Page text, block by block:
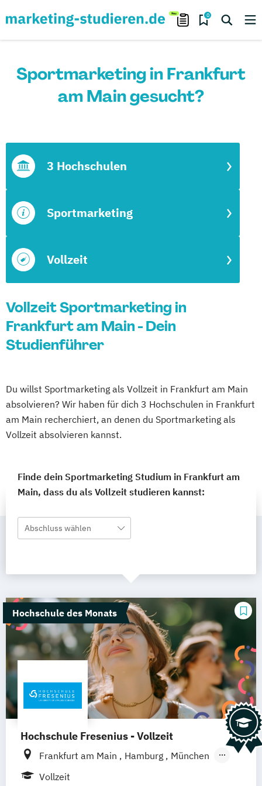
0
Sportmarketing in Frankfurt
am Main gesucht?
Vollzeit
Sportmarketing
3 Hochschulen
Vollzeit Sportmarketing in
Frankfurt am Main - Dein
Studienführer
Du willst Sportmarketing als Vollzeit in Frankfurt am Main
absolvieren? Wir haben für dich 3 Hochschulen in Frankfurt
am Main recherchiert, an denen du Sportmarketing als
Vollzeit absolvieren kannst.
Finde dein Sportmarketing Studium in Frankfurt am
Main, dass du als Vollzeit studieren kannst:
Abschluss wählen
Hochschule des Monats
Hochschule Fresenius - Vollzeit
Frankfurt am Main Hamburg
München
Düsseldorf
Vollzeit